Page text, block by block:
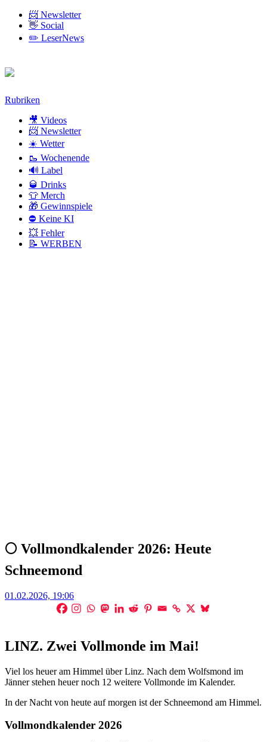
📨 Newsletter
👋 Social
✏️ LeserNews
Zum
Rubriken
🎥 Videos
📨 Newsletter
☀️ Wetter
🥾 Wochenende
🔊 Label
🥃 Drinks
👕 Merch
🎁 Gewinnspiele
⛔ Keine KI
💥 Fehler
📝 WERBEN
🌕 Vollmondkalender 2026: Heute
Schneemond
Posted
01.02.2026, 19:06
LINZ. Zwei Vollmonde im Mai!
Viel los heuer am Himmel über Linz. Nach dem Wolfsmond im
Jänner stehen heuer noch 12 weitere Vollmonde im Kalender.
In der Nacht von heute auf morgen ist der Schneemond am Himmel.
Vollmondkalender 2026